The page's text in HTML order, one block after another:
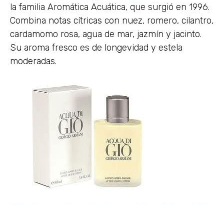
la familia Aromática Acuática, que surgió en 1996.
Combina notas cítricas con nuez, romero, cilantro,
cardamomo rosa, agua de mar, jazmín y jacinto.
Su aroma fresco es de longevidad y estela
moderadas.